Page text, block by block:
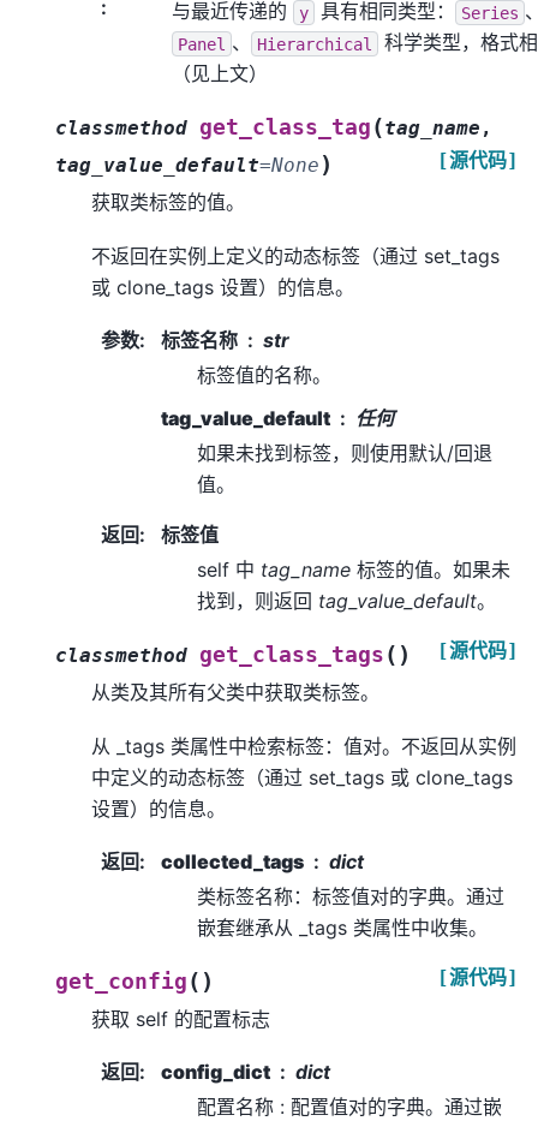
: 与最近传递的 y 具有相同类型： Series
Panel 、 Hierarchical
科学类型，格式
（见上文）
classmethod get_class_tag (tag_name ,
tag_value_default=None ) [源代码]
获取类标签的值。
不返回在实例上定义的动态标签（通过 set_tags
或 clone_tags 设置）的信息。
参数: 标签名称
str
标签值的名称。
tag_value_default
任何
如果未找到标签，则使用默认/回退
值。
返回:
标签值
self 中 tag_name 标签的值。如果未
找到，则返回 tag_value_default。
classmethod get_class_tags ( ) [源代码]
从类及其所有父类中获取类标签。
从 _tags 类属性中检索标签：值对。不返回从实例
中定义的动态标签（通过 set_tags 或 clone_tags
设置）的信息。
返回: collected_tags
dict
类标签名称：标签值对的字典。通过
嵌套继承从 _tags 类属性中收集。
get_config ( ) [源代码]
获取 self 的配置标志
返回: config_dict
dict
配置名称 : 配置值对的字典。通过嵌